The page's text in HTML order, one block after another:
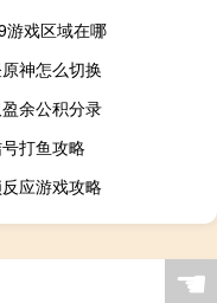
游戏区域在哪
神怎么切换
余公积分录
打鱼攻略
应游戏攻略
☚